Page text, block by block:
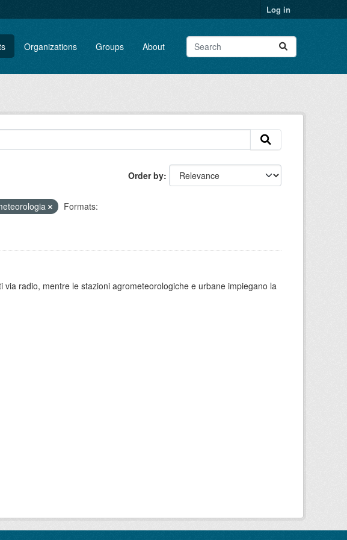
Log in
Organizations Groups About
Order by
Formats:
radio, mentre le stazioni agrometeorologiche e urbane impiegano la